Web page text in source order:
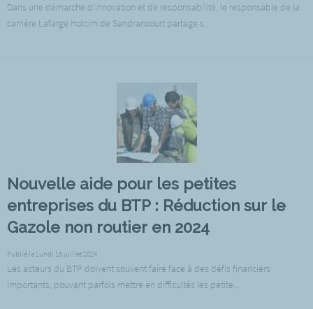
Dans une démarche d’innovation et de responsabilité, le responsable de la
carrière Lafarge Holcim de Sandrancourt partage s...
Nouvelle aide pour les petites
entreprises du BTP : Réduction sur le
Gazole non routier en 2024
Publié le Lundi 15 juillet 2024
Les acteurs du BTP doivent souvent faire face à des défis financiers
importants, pouvant parfois mettre en difficultés les petite...